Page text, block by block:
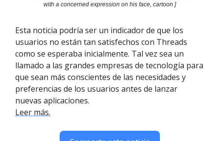
with a concerned expression on his face, cartoon ]
Esta noticia podría ser un indicador de que los
usuarios no están tan satisfechos con Threads
como se esperaba inicialmente. Tal vez sea un
llamado a las grandes empresas de tecnología para
que sean más conscientes de las necesidades y
preferencias de los usuarios antes de lanzar
nuevas aplicaciones.
Leer más.